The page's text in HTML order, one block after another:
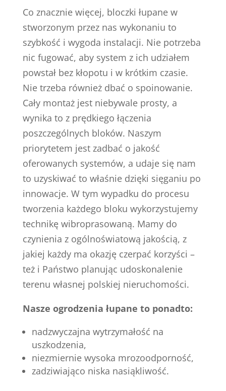
Co znacznie więcej, bloczki łupane w
stworzonym przez nas wykonaniu to
szybkość i wygoda instalacji. Nie potrzeba
nic fugować, aby system z ich udziałem
powstał bez kłopotu i w krótkim czasie.
Nie trzeba również dbać o spoinowanie.
Cały montaż jest niebywale prosty, a
wynika to z prędkiego łączenia
poszczególnych bloków. Naszym
priorytetem jest zadbać o jakość
oferowanych systemów, a udaje się nam
to uzyskiwać to właśnie dzięki sięganiu po
innowacje. W tym wypadku do procesu
tworzenia każdego bloku wykorzystujemy
technikę wibroprasowaną. Mamy do
czynienia z ogólnoświatową jakością, z
jakiej każdy ma okazję czerpać korzyści –
też i Państwo planując udoskonalenie
terenu własnej polskiej nieruchomości.
Nasze ogrodzenia łupane to ponadto:
nadzwyczajna wytrzymałość na
uszkodzenia,
niezmiernie wysoka mrozoodporność,
zadziwiająco niska nasiąkliwość.